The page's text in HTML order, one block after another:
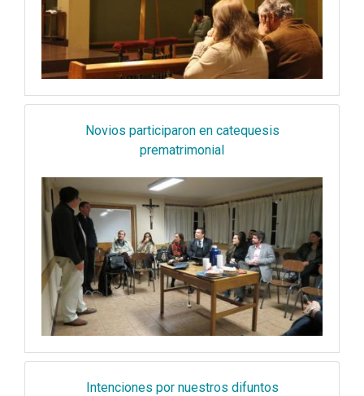
Novios participaron en catequesis
prematrimonial
Intenciones por nuestros difuntos